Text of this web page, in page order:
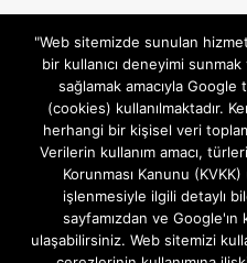
Gizlilik ve Çerezler (Cookies)
Hakkımızda
İletişim Kanalları
MODEM KURULUM
TEKNİK DESTEK
TELEVİZYON SİSTEMLERİ
"Web sitemizde sunulan
bir kullanıcı deneyimi sunmak
sağlamak amacıyla
(cookies) kullanılmaktadır.
herhangi bir kişisel veri
Verilerin kullanım amacı,
Korunması Kanunu
işlenmesiyle ilgili detaylı
sayfamızdan ve
ulaşabilirsiniz. Web sitemizi